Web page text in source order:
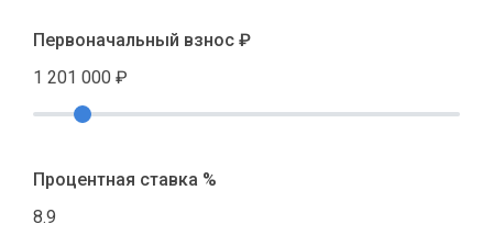
Первоначальный взнос ₽
1 201 000 ₽
Процентная ставка %
8.9